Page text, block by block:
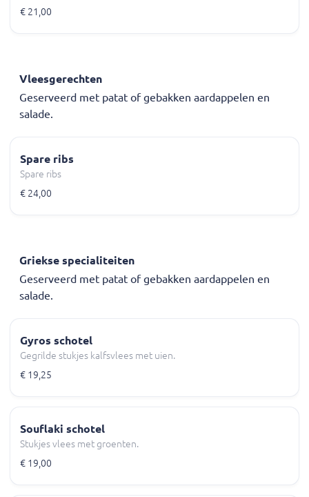
€ 21,00
Vleesgerechten
Geserveerd met patat of gebakken aardappelen en
salade.
Spare ribs
Spare ribs
€ 24,00
Griekse specialiteiten
Geserveerd met patat of gebakken aardappelen en
salade.
Gyros schotel
Gegrilde stukjes kalfsvlees met uien.
€ 19,25
Souflaki schotel
Stukjes vlees met groenten.
€ 19,00